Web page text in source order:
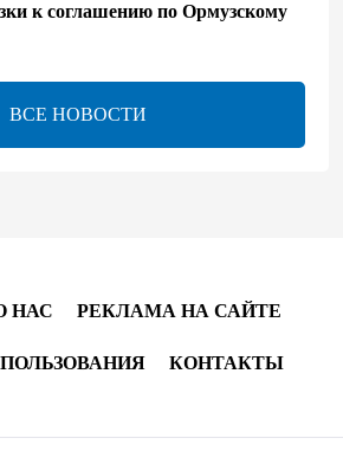
к соглашению по Ормузскому
8 августа 2026
лидеров - показатель
публикацией в связи с
саммита (ВИДЕО)
8 августа 2026
прошло собрание
ВСЕ НОВОСТИ
НАС РЕКЛАМА НА САЙТЕ
КОНТАКТЫ